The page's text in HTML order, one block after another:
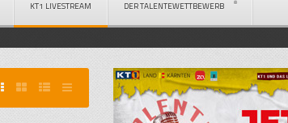
KT1 LIVESTREAM DER TALENTEWETTBEWERB